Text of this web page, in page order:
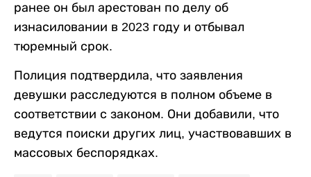
ранее он был арестован по делу об
изнасиловании в 2023 году и отбывал
тюремный срок.
Полиция подтвердила, что заявления
девушки расследуются в полном объеме в
соответствии с законом. Они добавили, что
ведутся поиски других лиц, участвовавших в
массовых беспорядках.